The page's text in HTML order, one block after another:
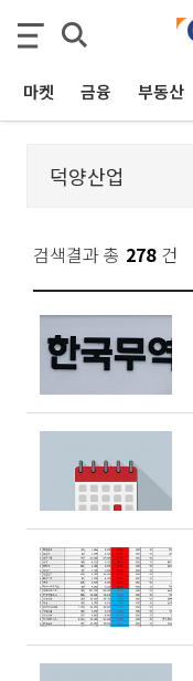
마켓 금융 부동산
검색결과 총 278 건